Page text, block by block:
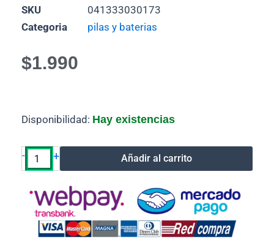
SKU
041333030173
Categoria
pilas y baterias
$1.990
Disponibilidad: Hay existencias
-
Pila
Alcalina
LR44/A76,
cantidad
+ Añadir al carrito